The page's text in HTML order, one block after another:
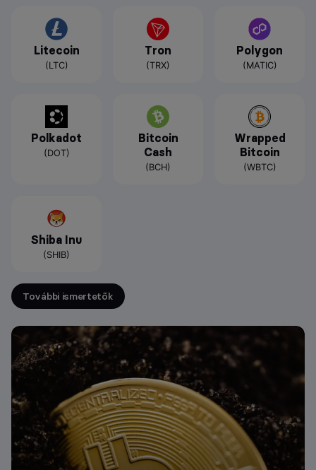
Litecoin
(LTC)
Tron
(TRX)
Polygon
(MATIC)
Polkadot
(DOT)
Bitcoin
Cash
(BCH)
Wrapped
Bitcoin
(WBTC)
Shiba Inu
(SHIB)
További ismertetők